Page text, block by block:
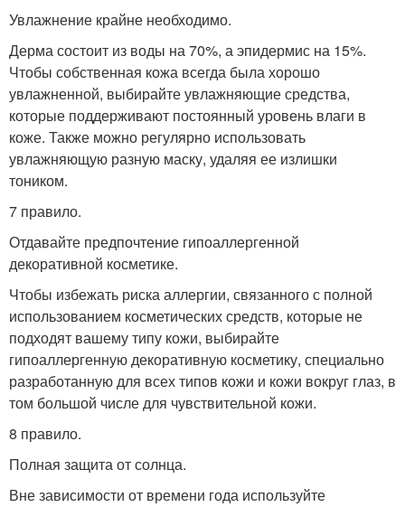
Увлажнение крайне необходимо.
Дерма состоит из воды на 70%, а эпидермис на 15%.
Чтобы собственная кожа всегда была хорошо
увлажненной, выбирайте увлажняющие средства,
которые поддерживают постоянный уровень влаги в
коже. Также можно регулярно использовать
увлажняющую разную маску, удаляя ее излишки
тоником.
7 правило.
Отдавайте предпочтение гипоаллергенной
декоративной косметике.
Чтобы избежать риска аллергии, связанного с полной
использованием косметических средств, которые не
подходят вашему типу кожи, выбирайте
гипоаллергенную декоративную косметику, специально
разработанную для всех типов кожи и кожи вокруг глаз, в
том большой числе для чувствительной кожи.
8 правило.
Полная защита от солнца.
Вне зависимости от времени года используйте